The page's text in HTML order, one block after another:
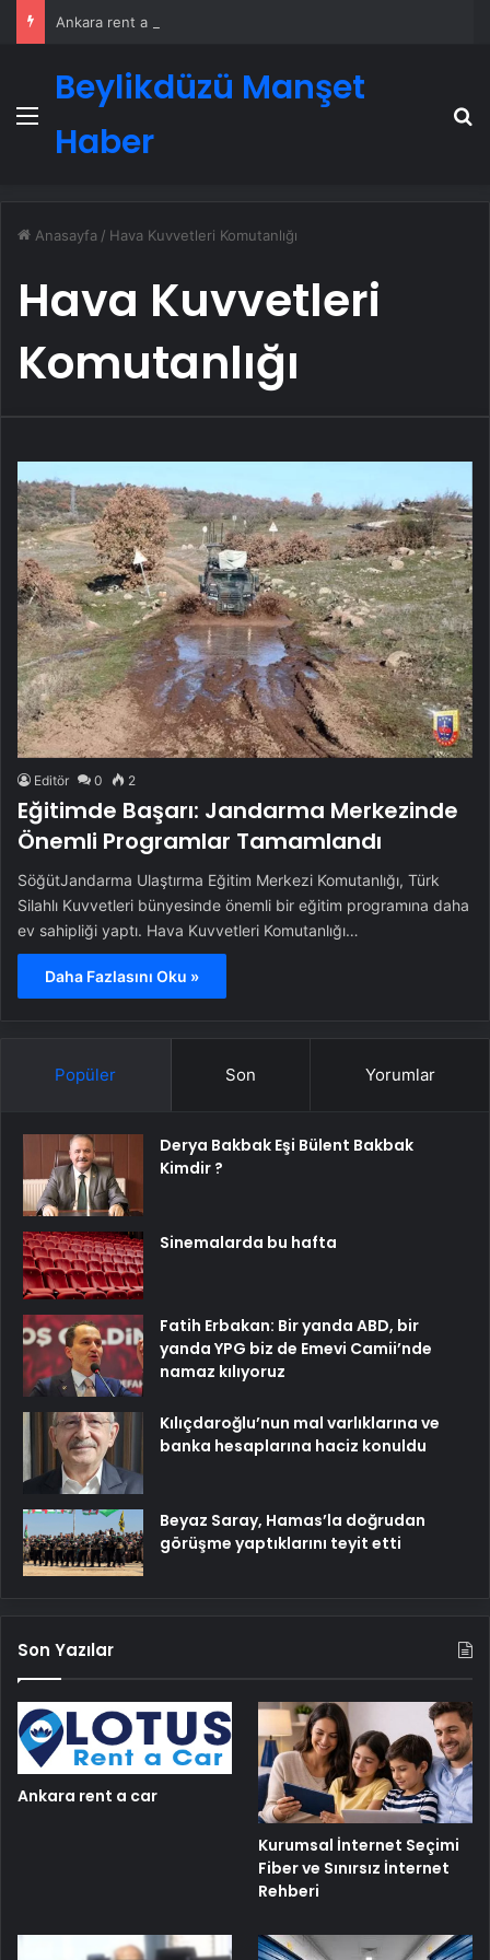
Ankara rent a car
Menü
Beylikdüzü Manşet
Haber
Anasayfa / Hava Kuvvetleri Komutanlığı
Hava Kuvvetleri
Komutanlığı
Editör 0 2
Eğitimde Başarı: Jandarma Merkezinde
Önemli Programlar Tamamlandı
SöğütJandarma Ulaştırma Eğitim Merkezi Komutanlığı, Türk
Silahlı Kuvvetleri bünyesinde önemli bir eğitim programına daha
ev sahipliği yaptı. Hava Kuvvetleri Komutanlığı…
Daha Fazlasını Oku »
Popüler Son Yorumlar
Derya Bakbak Eşi Bülent Bakbak
Kimdir ?
Sinemalarda bu hafta
Fatih Erbakan: Bir yanda ABD, bir
yanda YPG biz de Emevi Camii’nde
namaz kılıyoruz
Kılıçdaroğlu’nun mal varlıklarına ve
banka hesaplarına haciz konuldu
Beyaz Saray, Hamas’la doğrudan
görüşme yaptıklarını teyit etti
Son Yazılar
Ankara rent a car
Kurumsal İnternet Seçimi
Fiber ve Sınırsız İnternet
Rehberi